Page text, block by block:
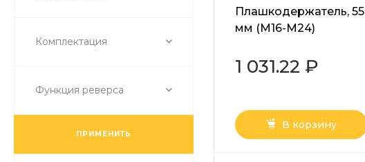
Комплектация
Функция реверса
ПРИМЕНИТЬ
Плашкодержатель, 55
мм (М16-M24)
1 031.22 ₽
В корзину